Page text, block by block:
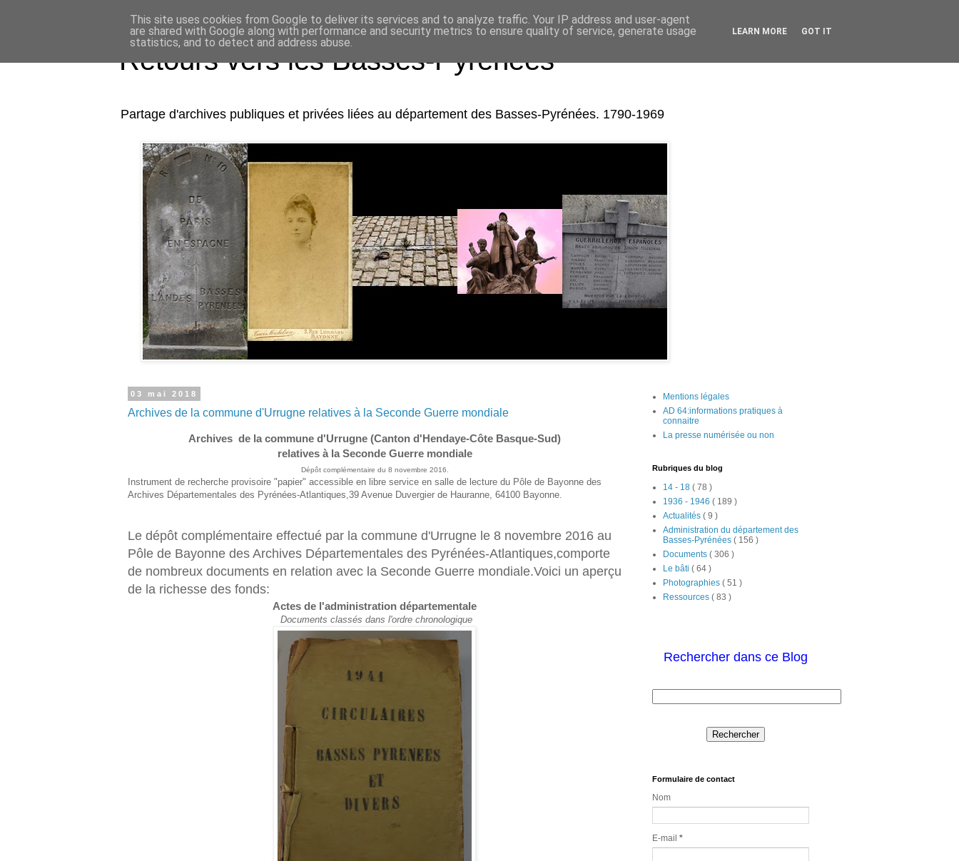
Retours vers les Basses-Pyrénées
Partage d'archives publiques et privées liées au département des Basses-Pyrénées. 1790-1969
03 mai 2018
Archives de la commune d'Urrugne relatives à la Seconde Guerre mondiale
Archives de la commune d'Urrugne (Canton d'Hendaye-Côte Basque-Sud)
relatives à la Seconde Guerre mondiale
Dépôt complémentaire du 8 novembre 2016.
Instrument de recherche provisoire "papier" accessible en libre service en salle de lecture du Pôle de Bayonne des
Archives Départementales des Pyrénées-Atlantiques,39 Avenue Duvergier de Hauranne, 64100 Bayonne.
Le dépôt complémentaire effectué par la commune d'Urrugne le 8 novembre 2016 au
Pôle de Bayonne des Archives Départementales des Pyrénées-Atlantiques,comporte
de nombreux documents en relation avec la Seconde Guerre mondiale.Voici un aperçu
de la richesse des fonds:
Actes de l'administration départementale
Documents classés dans l'ordre chronologique
Mentions légales
AD 64:informations pratiques à
connaitre
La presse numérisée ou non
Rubriques du blog
14 - 18 ( 78 )
1936 - 1946 ( 189 )
Actualités ( 9 )
Administration du département des
Basses-Pyrénées ( 156 )
Documents ( 306 )
Le bâti ( 64 )
Photographies ( 51 )
Ressources ( 83 )
Rechercher dans ce Blog
Formulaire de contact
Nom
E-mail *
This site uses cookies from Google to deliver its services and to analyze traffic. Your IP address and user-agent
are shared with Google along with performance and security metrics to ensure quality of service, generate usage
statistics, and to detect and address abuse.
LEARN MORE GOT IT